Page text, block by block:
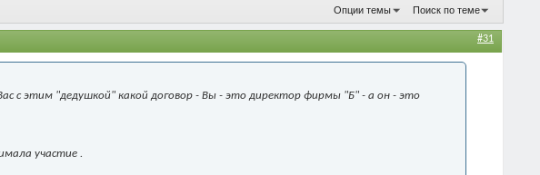
Опции темы Поиск по теме
#31
с этим "дедушкой" какой договор - Вы - это директор фирмы "Б" - а он - это
участие .